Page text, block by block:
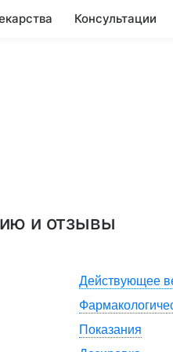
Консультации
и отзывы
Действующее
Показания